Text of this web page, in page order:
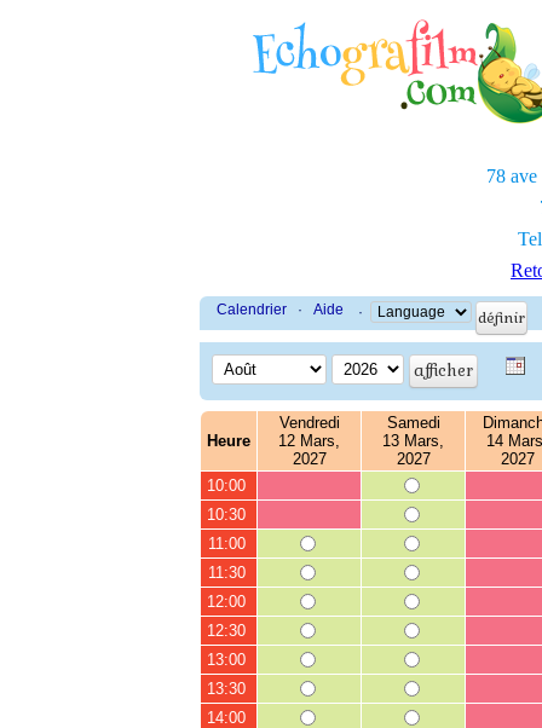
78 ave
Calendrier · Aide ·
Heure
Vendredi
12 Mars,
2027
Samedi
13 Mars,
2027
14
2027
10:00
10:30
11:00
11:30
12:00
12:30
13:00
13:30
14:00